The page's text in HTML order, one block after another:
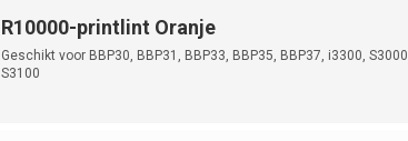
R10000-printlint Oranje
Geschikt voor BBP30, BBP31, BBP33, BBP35, BBP37, i3300, S3000,
S3100